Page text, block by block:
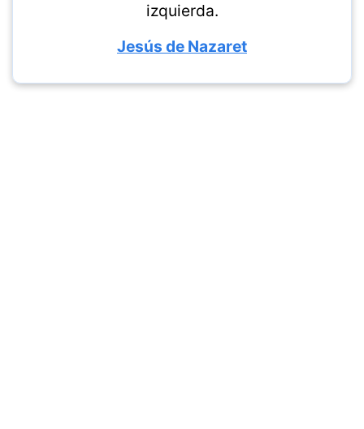
izquierda.
Jesús de Nazaret